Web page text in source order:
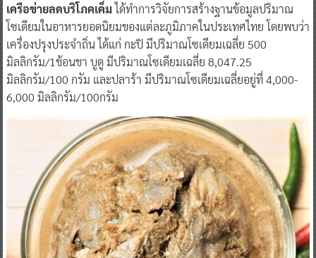
เครือข่ายลดบริโภคเค็มได้ทำการวิจัยการสร้างฐานข้อมูลปริมาณ
โซเดียมในอาหารยอดนิยมของแต่ละภูมิภาคในประเทศไทย โดยพบว่า
เครื่องปรุงประจำถิ่น ได้แก่ กะปิ มีปริมาณโซเดียมเฉลี่ย 500
มิลลิกรัม/1ช้อนชา บูดู มีปริมาณโซเดียมเฉลี่ย 8,047.25
มิลลิกรัม/100 กรัม และปลาร้า มีปริมาณโซเดียมเฉลี่ยอยู่ที่ 4,000-
6,000 มิลลิกรัม/100กรัม